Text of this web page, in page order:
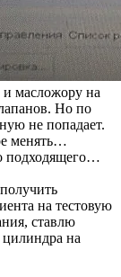
и масложору на
Но по
не попадает.
менять…
подходящего…
на тестовую
ставлю
цилиндра на